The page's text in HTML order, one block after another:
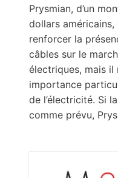
Prysmian, d’un
dollars
renforcer la
câbles sur le
électriques, mais il
importance
de l’électricité. Si
comme prévu,